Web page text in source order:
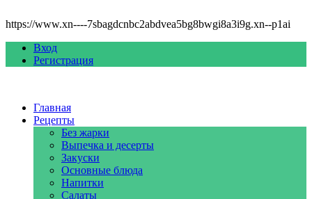
https://www.xn----7sbagdcnbc2abdvea5bg8bwgi8a3i9g.xn--p1ai
Вход
Регистрация
Главная
Рецепты
Без жарки
Выпечка и десерты
Закуски
Основные блюда
Напитки
Салаты